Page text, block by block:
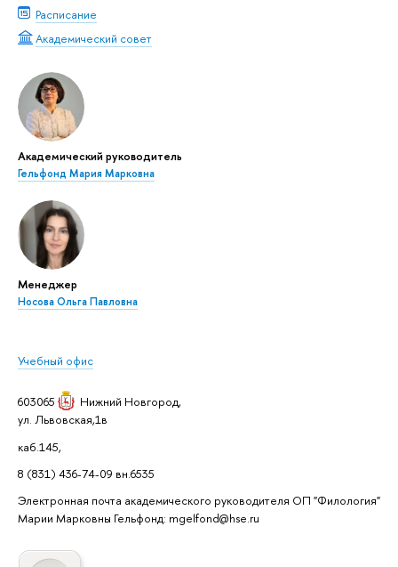
Расписание
Академический совет
Академический руководитель
Гельфонд Мария Марковна
Менеджер
Носова Ольга Павловна
Учебный офис
603065 Нижний Новгород,
ул. Львовская,1в
каб.145,
8 (831) 436-74-09 вн.6535
Электронная почта академического руководителя ОП "Филология"
Марии Марковны Гельфонд: mgelfond@hse.ru